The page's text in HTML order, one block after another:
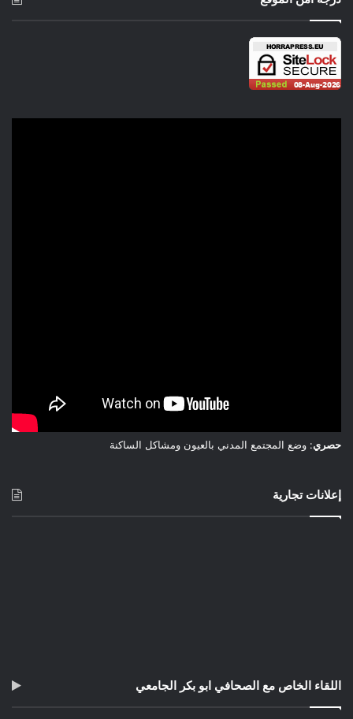
حصري: وضع المجتمع المدني بالعيون ومشاكل الساكنة
إعلانات تجارية
اللقاء الخاص مع الصحافي ابو بكر الجامعي